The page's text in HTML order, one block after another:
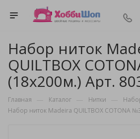
Набор ниток
QUILTBOX
(18х200м.) Арт.
Главная — Каталог — Нитки —
Набор ниток Madeira QUILTBOX COTONA